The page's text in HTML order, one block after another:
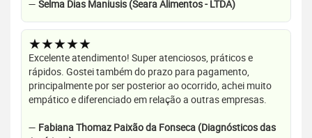
— Selma Dias Maniusis (Seara Alimentos - LTDA)
★★★★★
Excelente atendimento! Super atenciosos, práticos e
rápidos. Gostei também do prazo para pagamento,
principalmente por ser posterior ao ocorrido, achei muito
empático e diferenciado em relação a outras empresas.
— Fabiana Thomaz Paixão da Fonseca (Diagnósticos das